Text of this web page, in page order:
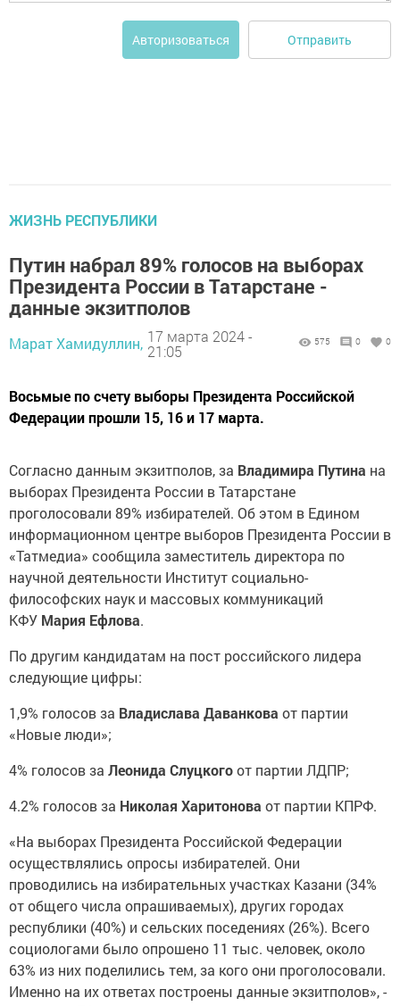
Авторизоваться Отправить
ЖИЗНЬ РЕСПУБЛИКИ
Путин набрал 89% голосов на выборах
Президента России в Татарстане -
данные экзитполов
Марат Хамидуллин, 17 марта 2024 -
21:05
575 0 0
Восьмые по счету выборы Президента Российской
Федерации прошли 15, 16 и 17 марта.
Согласно данным экзитполов, за Владимира Путина на
выборах Президента России в Татарстане
проголосовали 89% избирателей. Об этом в Едином
информационном центре выборов Президента России в
«Татмедиа» сообщила заместитель директора по
научной деятельности Институт социально-
философских наук и массовых коммуникаций
КФУ Мария Ефлова.
По другим кандидатам на пост российского лидера
следующие цифры:
1,9% голосов за Владислава Даванкова от партии
«Новые люди»;
4% голосов за Леонида Слуцкогоот партии ЛДПР;
4.2% голосов за Николая Харитонова от партии КПРФ.
«На выборах Президента Российской Федерации
осуществлялись опросы избирателей. Они
проводились на избирательных участках Казани (34%
от общего числа опрашиваемых), других городах
республики (40%) и сельских поседениях (26%). Всего
социологами было опрошено 11 тыс. человек, около
63% из них поделились тем, за кого они проголосовали.
Именно на их ответах построены данные экзитполов», -